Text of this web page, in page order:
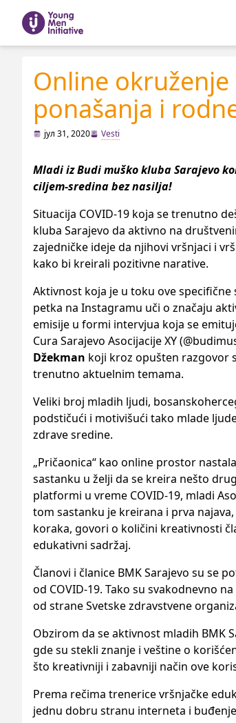
Online
ponašanja i
јул 31, 2020 Vesti
Mladi iz Budi muško kluba Sarajevo
ciljem-sredina bez nasilja!
Situacija COVID-19 koja se trenutno
kluba Sarajevo da aktivno na
zajedničke ideje da njihovi vršnjaci i
kako bi kreirali pozitivne narative.
Aktivnost koja je u toku ove
petka na Instagramu uči o značaju
emisije u formi intervjua koja se
Cura Sarajevo Asocijacije XY
Džekman koji kroz opušten razgovor
trenutno aktuelnim temama.
Veliki broj mladih ljudi,
podstičući i motivišući tako mlade
zdrave sredine.
„Pričaonica“ kao online prostor
sastanku u želji da se kreira nešto
platformi u vreme COVID-19, mladi
tom sastanku je kreirana i prva
koraka, govori o količini kreativnosti
edukativni sadržaj.
Članovi i članice BMK Sarajevo su se
od COVID-19. Tako su svakodnevno
od strane Svetske zdravstvene
Obzirom da se aktivnost mladih BMK
gde su stekli znanje i veštine o
što kreativniji i zabavniji način ove
Prema rečima trenerice vršnjačke
jednu dobru stranu interneta i